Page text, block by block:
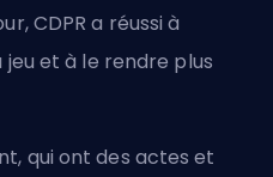
CDPR a réussi à
et à le rendre plus
qui ont des actes et